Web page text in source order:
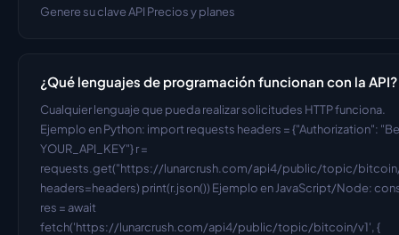
Genere su clave API Precios y planes
¿Qué lenguajes de programación funcionan con la API?
Cualquier lenguaje que pueda realizar solicitudes HTTP funciona.
Ejemplo en Python: import requests headers = {"Authorization":
YOUR_API_KEY"} r =
requests.get("https://lunarcrush.com/api4/public/topic/
headers=headers) print(r.json()) Ejemplo en JavaScript/Node:
res = await
fetch('https://lunarcrush.com/api4/public/topic/bitcoin/v1', {